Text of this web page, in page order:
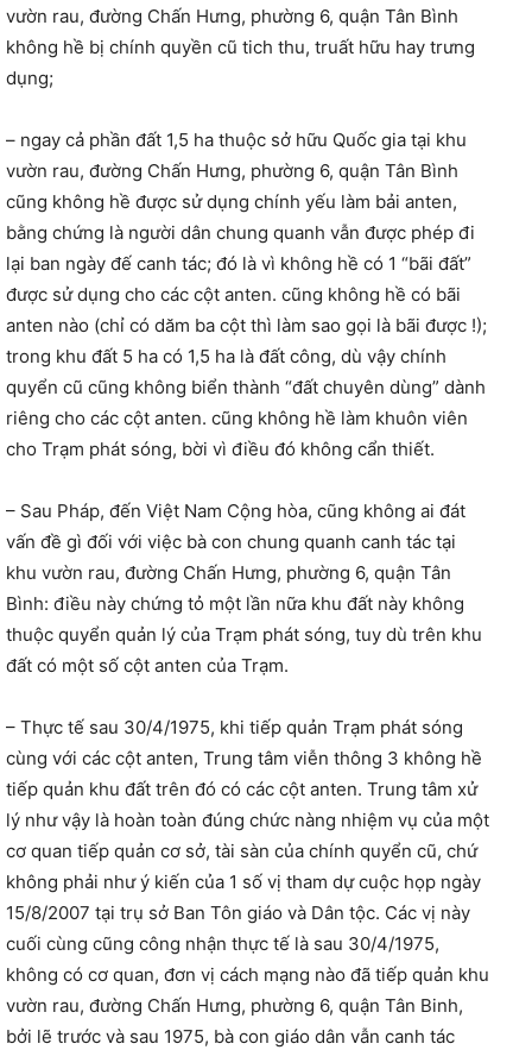
vườn rau, đường Chấn Hưng, phường 6, quận Tân Bình
không hề bị chính quyền cũ tich thu, truất hữu hay trưng
dụng;
– ngay cả phần đất 1,5 ha thuộc sở hữu Quốc gia tại khu
vườn rau, đường Chấn Hưng, phường 6, quận Tân Bình
cũng không hề được sử dụng chính yếu làm bải anten,
bằng chứng là người dân chung quanh vẫn được phép đi
lại ban ngày đế canh tác; đó là vì không hề có 1 “bãi đất”
được sử dụng cho các cột anten. cũng không hề có bãi
anten nào (chỉ có dăm ba cột thì làm sao gọi là bãi được !);
trong khu đất 5 ha có 1,5 ha là đất công, dù vậy chính
quyển cũ cũng không biển thành “đất chuyên dùng” dành
riêng cho các cột anten. cũng không hề làm khuôn viên
cho Trạm phát sóng, bời vì điều đó không cẩn thiết.
– Sau Pháp, đến Việt Nam Cộng hòa, cũng không ai đát
vấn đề gì đối với việc bà con chung quanh canh tác tại
khu vườn rau, đường Chấn Hưng, phường 6, quận Tân
Bình: điều này chứng tỏ một lần nữa khu đất này không
thuộc quyển quản lý của Trạm phát sóng, tuy dù trên khu
đất có một số cột anten của Trạm.
– Thực tế sau 30/4/1975, khi tiếp quản Trạm phát sóng
cùng với các cột anten, Trung tâm viễn thông 3 không hề
tiếp quản khu đất trên đó có các cột anten. Trung tâm xử
lý như vậy là hoàn toàn đúng chức nàng nhiệm vụ của một
cơ quan tiếp quản cơ sở, tài sàn của chính quyển cũ, chứ
không phải như ý kiến của 1 số vị tham dự cuộc họp ngày
15/8/2007 tại trụ sở Ban Tôn giáo và Dân tộc. Các vị này
cuối cùng cũng công nhận thực tế là sau 30/4/1975,
không có cơ quan, đơn vị cách mạng nào đã tiếp quản khu
vườn rau, đường Chấn Hưng, phường 6, quận Tân Binh,
bởi lẽ trước và sau 1975, bà con giáo dân vẫn canh tác